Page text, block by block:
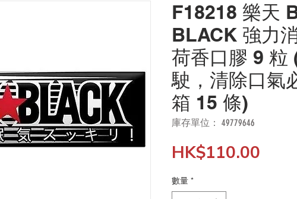
F18218 樂天
BLACK 強力
荷香口膠 9 粒
駛，清除口氣
箱 15 條)
庫存單位： 49779646
HK$110.00
數量 *